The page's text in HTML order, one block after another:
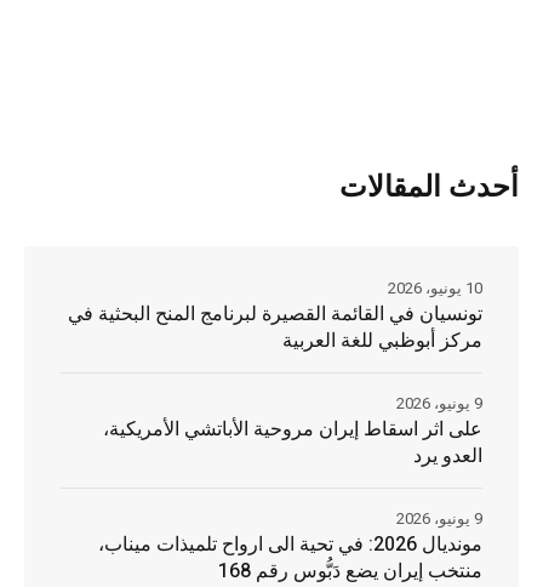
أحدث المقالات
تونسيان في القائمة القصيرة لبرنامج المنح البحثية في
مركز أبوظبي للغة العربية
10 يونيو، 2026
على اثر اسقاط إيران مروحية الأباتشي الأمريكية،
العدو يرد
9 يونيو، 2026
مونديال 2026: في تحية الى ارواح تلميذات ميناب،
منتخب إيران يضع دَبُّوس رقم 168
9 يونيو، 2026